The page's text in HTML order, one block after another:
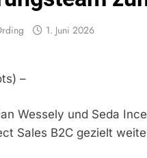
1. Juni 2026
–
Wessely und Seda
Sales B2C gezielt